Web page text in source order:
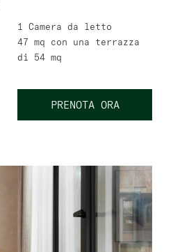
1 Camera da letto
47 mq con una terrazza
di 54 mq
PRENOTA ORA